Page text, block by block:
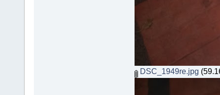
DSC_1949re.jpg